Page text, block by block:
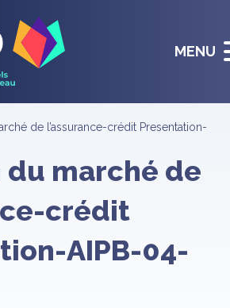
MENU
de l’assurance-crédit Presentation-
marché de
crédit
AIPB-04-